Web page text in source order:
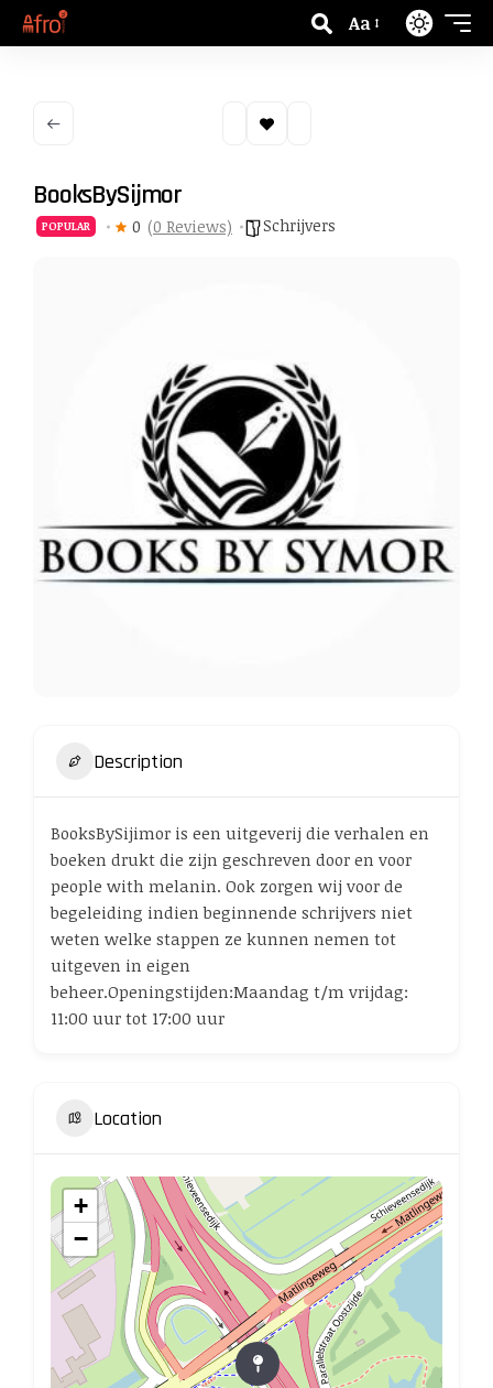
Aa
BooksBySijmor
POPULAR 0 (0 Reviews) Schrijvers
Description
BooksBySijimor is een uitgeverij die verhalen en
boeken drukt die zijn geschreven door en voor
people with melanin. Ook zorgen wij voor de
begeleiding indien beginnende schrijvers niet
weten welke stappen ze kunnen nemen tot
uitgeven in eigen
beheer.Openingstijden:Maandag t/m vrijdag:
11:00 uur tot 17:00 uur
Location
+
−